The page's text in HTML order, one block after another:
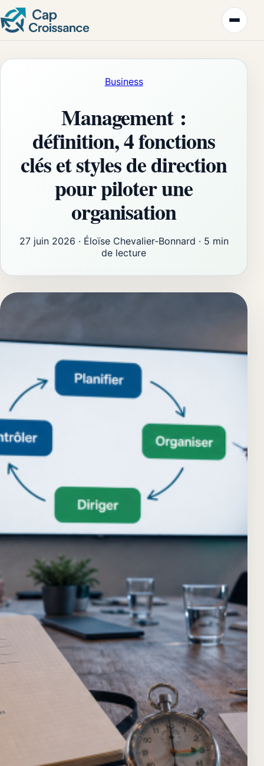
Business
Management :
définition, 4 fonctions
clés et styles de direction
pour piloter une
organisation
27 juin 2026 · Éloïse Chevalier-Bonnard · 5 min
de lecture